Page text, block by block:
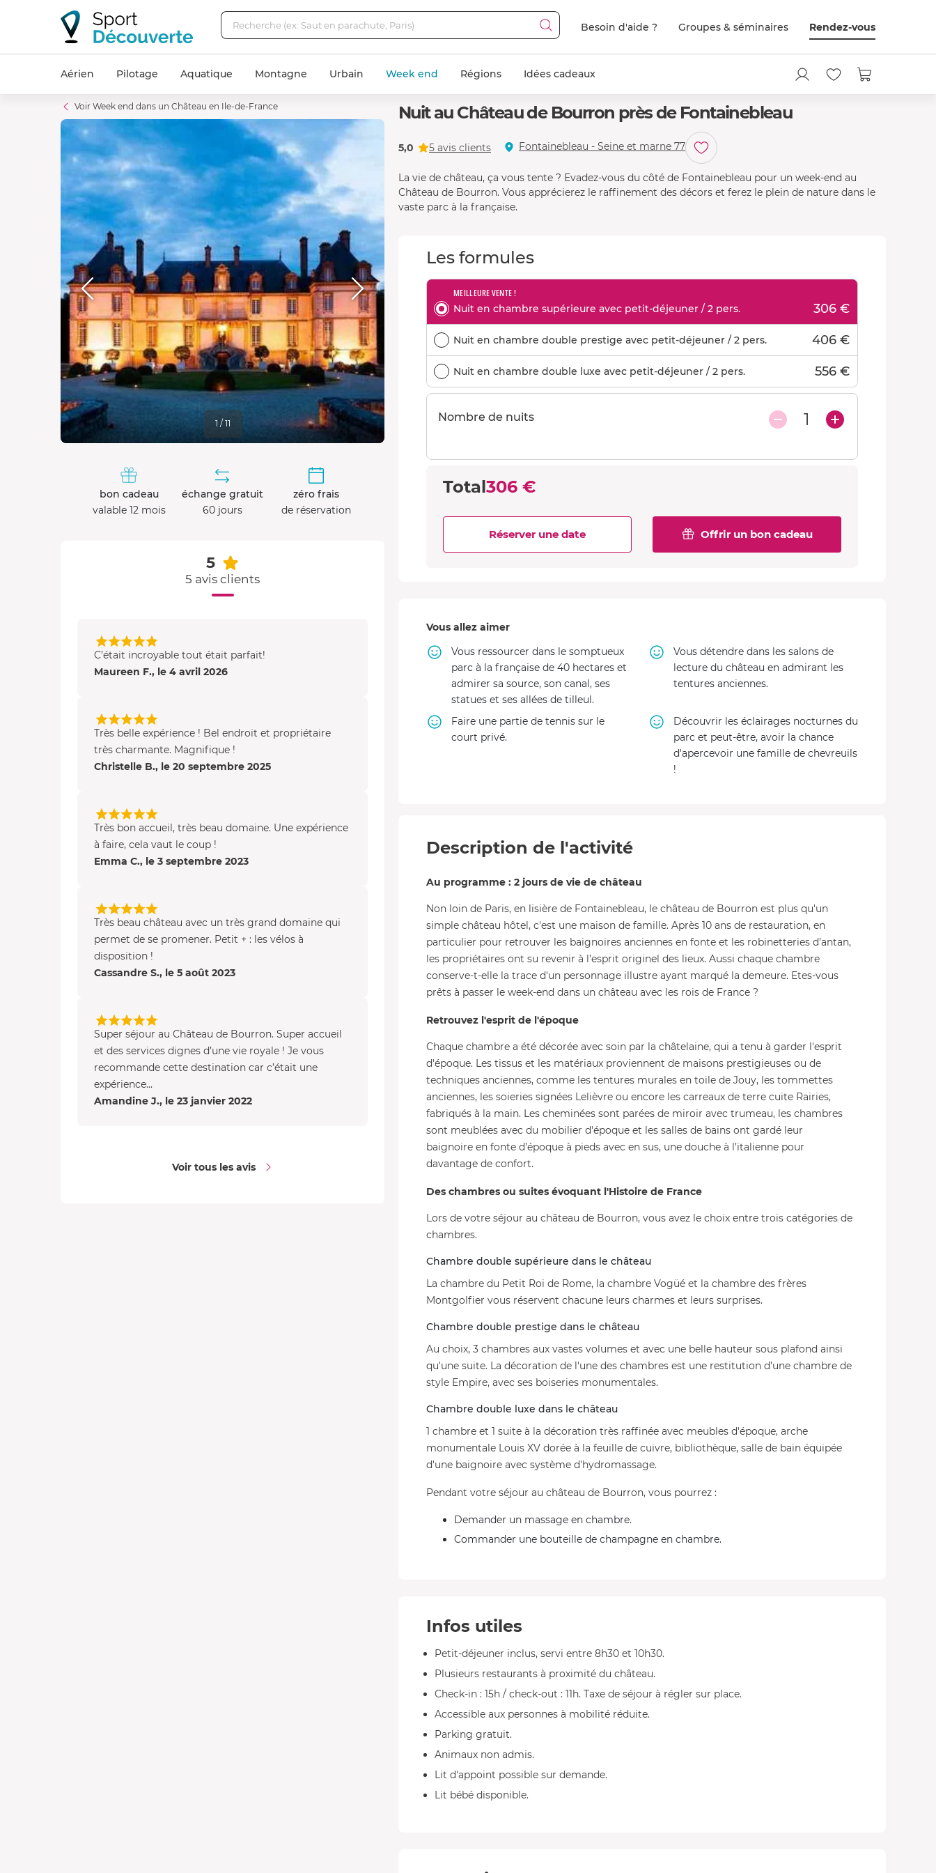
Besoin d'aide ? Groupes & séminaires Rendez-vous
Aérien Pilotage Aquatique Montagne Urbain Week end Régions Idées cadeaux
Nuit au Château de Bourron près de Fontainebleau
5,0 5 avis clients Fontainebleau - Seine et marne 77
La vie de château, ça vous tente ? Evadez-vous du côté de Fontainebleau pour un week-end au
Château de Bourron. Vous apprécierez le raffinement des décors et ferez le plein de nature dans le
vaste parc à la française.
Les formules
MEILLEURE VENTE !
Nuit en chambre supérieure avec petit-déjeuner / 2 pers. 306 €
Nuit en chambre double prestige avec petit-déjeuner / 2 pers. 406 €
Nuit en chambre double luxe avec petit-déjeuner / 2 pers. 556 €
Nombre de nuits 1
Total306 €
Offrir un bon cadeau
Réserver une date
Vous allez aimer
Vous ressourcer dans le somptueux
parc à la française de 40 hectares et
admirer sa source, son canal, ses
statues et ses allées de tilleul.
Vous détendre dans les salons de
lecture du château en admirant les
tentures anciennes.
Faire une partie de tennis sur le
court privé.
Découvrir les éclairages nocturnes du
parc et peut-être, avoir la chance
d'apercevoir une famille de chevreuils
!
Description de l'activité
Au programme : 2 jours de vie de château
Non loin de Paris, en lisière de Fontainebleau, le château de Bourron est plus qu'un
simple château hôtel, c'est une maison de famille. Après 10 ans de restauration, en
particulier pour retrouver les baignoires anciennes en fonte et les robinetteries d’antan,
les propriétaires ont su revenir à l’esprit originel des lieux. Aussi chaque chambre
conserve-t-elle la trace d'un personnage illustre ayant marqué la demeure. Etes-vous
prêts à passer le week-end dans un château avec les rois de France ?
Retrouvez l'esprit de l'époque
Chaque chambre a été décorée avec soin par la châtelaine, qui a tenu à garder l'esprit
d'époque. Les tissus et les matériaux proviennent de maisons prestigieuses ou de
techniques anciennes, comme les tentures murales en toile de Jouy, les tommettes
anciennes, les soieries signées Lelièvre ou encore les carreaux de terre cuite Rairies,
fabriqués à la main. Les cheminées sont parées de miroir avec trumeau, les chambres
sont meublées avec du mobilier d'époque et les salles de bains ont gardé leur
baignoire en fonte d’époque à pieds avec en sus, une douche à l’italienne pour
davantage de confort.
Des chambres ou suites évoquant l'Histoire de France
Lors de votre séjour au château de Bourron, vous avez le choix entre trois catégories de
chambres.
Chambre double supérieure dans le château
La chambre du Petit Roi de Rome, la chambre Vogüé et la chambre des frères
Montgolfier vous réservent chacune leurs charmes et leurs surprises.
Chambre double prestige dans le château
Au choix, 3 chambres aux vastes volumes et avec une belle hauteur sous plafond ainsi
qu'une suite. La décoration de l'une des chambres est une restitution d’une chambre de
style Empire, avec ses boiseries monumentales.
Chambre double luxe dans le château
1 chambre et 1 suite à la décoration très raffinée avec meubles d'époque, arche
monumentale Louis XV dorée à la feuille de cuivre, bibliothèque, salle de bain équipée
d'une baignoire avec système d'hydromassage.
Pendant votre séjour au château de Bourron, vous pourrez :
Demander un massage en chambre.
Commander une bouteille de champagne en chambre.
Infos utiles
Petit-déjeuner inclus, servi entre 8h30 et 10h30.
Plusieurs restaurants à proximité du château.
Check-in : 15h / check-out : 11h. Taxe de séjour à régler sur place.
Accessible aux personnes à mobilité réduite.
Parking gratuit.
Animaux non admis.
Lit d'appoint possible sur demande.
Lit bébé disponible.
Voir Week end dans un Château en Ile-de-France
1 / 11
bon cadeau
valable 12 mois
échange gratuit
60 jours
zéro frais
de réservation
5
5 avis clients
C’était incroyable tout était parfait!
Maureen F., le 4 avril 2026
Très belle expérience ! Bel endroit et propriétaire
très charmante. Magnifique !
Christelle B., le 20 septembre 2025
Très bon accueil, très beau domaine. Une expérience
à faire, cela vaut le coup !
Emma C., le 3 septembre 2023
Très beau château avec un très grand domaine qui
permet de se promener. Petit + : les vélos à
disposition !
Cassandre S., le 5 août 2023
Super séjour au Château de Bourron. Super accueil
et des services dignes d’une vie royale ! Je vous
recommande cette destination car c’était une
expérience...
Amandine J., le 23 janvier 2022
Voir tous les avis